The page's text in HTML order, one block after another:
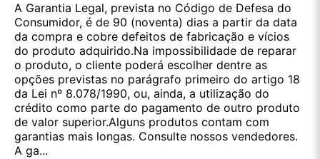
A Garantia Legal, prevista no Código de Defesa do
Consumidor, é de 90 (noventa) dias a partir da data
da compra e cobre defeitos de fabricação e vícios
do produto adquirido.Na impossibilidade de reparar
o produto, o cliente poderá escolher dentre as
opções previstas no parágrafo primeiro do artigo 18
da Lei nº 8.078/1990, ou, ainda, a utilização do
crédito como parte do pagamento de outro produto
de valor superior.Alguns produtos contam com
garantias mais longas. Consulte nossos vendedores.
A ga...